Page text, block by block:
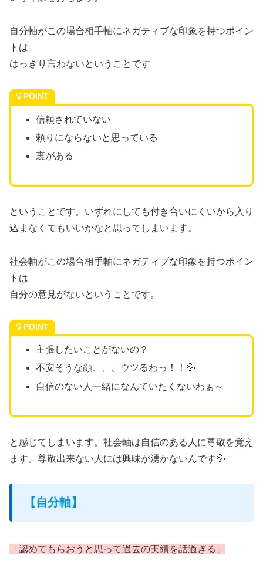
自分軸がこの場合相手軸にネガティブな印象を持つポイン
トは
はっきり言わないということです
POINT
信頼されていない
頼りにならないと思っている
裏がある
ということです。いずれにしても付き合いにくいから入り
込まなくてもいいかなと思ってしまいます。
社会軸がこの場合相手軸にネガティブな印象を持つポイン
トは
自分の意見がないということです。
POINT
主張したいことがないの？
不安そうな顔、、、ウツるわっ！！💦
自信のない人一緒になんていたくないわぁ～
と感じてしまいます。社会軸は自信のある人に尊敬を覚え
ます。尊敬出来ない人には興味が湧かないんです💦
【自分軸】
「認めてもらおうと思って過去の実績を話過ぎる」